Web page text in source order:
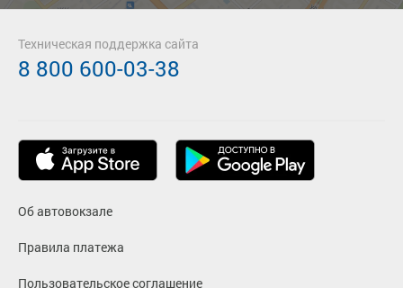
Об автовокзале
Правила платежа
Пользовательское соглашение
Техническая поддержка сайта
8 800 600-03-38